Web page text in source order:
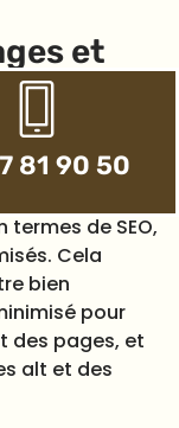
et
Toutefois,
de SEO,
Cela
bien
pour
des pages, et
alt et des
81 90 50